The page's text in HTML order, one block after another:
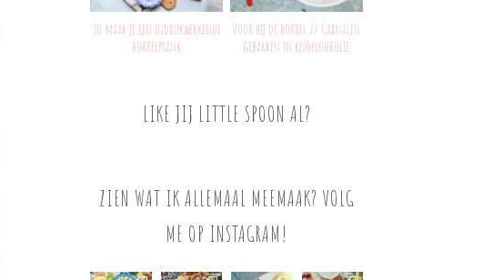
Zo maak je een indrukwekkende
borrelplank
Voor bij de borrel // Garnalen
gebakken in knoflookolie
LIKE JIJ LITTLE SPOON AL?
ZIEN WAT IK ALLEMAAL MEEMAAK? VOLG
ME OP INSTAGRAM!